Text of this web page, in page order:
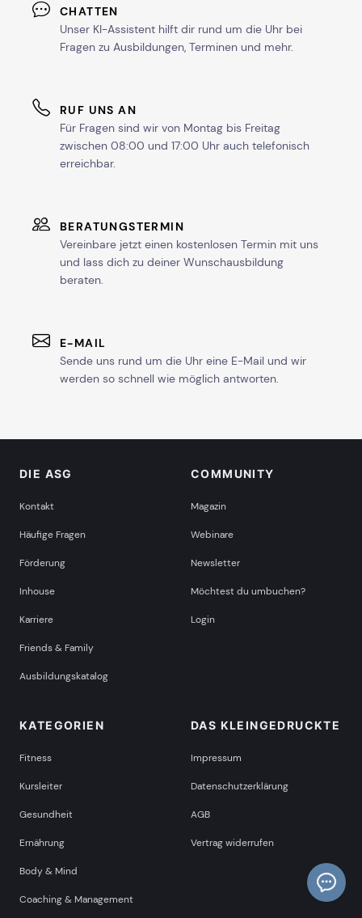
CHATTEN
Unser KI-Assistent hilft dir rund um die Uhr bei
Fragen zu Ausbildungen, Terminen und mehr.
RUF UNS AN
Für Fragen sind wir von Montag bis Freitag
zwischen 08:00 und 17:00 Uhr auch telefonisch
erreichbar.
BERATUNGSTERMIN
Vereinbare jetzt einen kostenlosen Termin mit uns
und lass dich zu deiner Wunschausbildung
beraten.
E-MAIL
Sende uns rund um die Uhr eine E-Mail und wir
werden so schnell wie möglich antworten.
DIE ASG
Kontakt
Häufige Fragen
Förderung
Inhouse
Karriere
Friends & Family
Ausbildungskatalog
COMMUNITY
Magazin
Webinare
Newsletter
Möchtest du umbuchen?
Login
KATEGORIEN
Fitness
Kursleiter
Gesundheit
Ernährung
Body & Mind
Coaching & Management
DAS KLEINGEDRUCKTE
Impressum
Datenschutzerklärung
AGB
Vertrag widerrufen